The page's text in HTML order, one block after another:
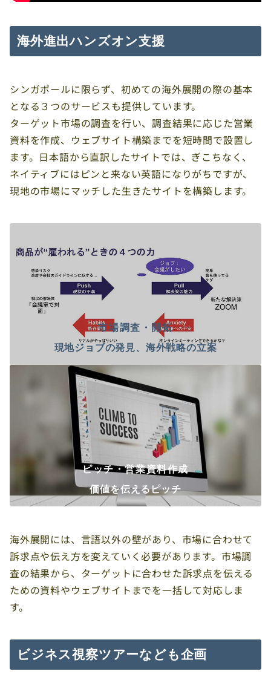
海外進出ハンズオン支援
シンガポールに限らず、初めての海外展開の際の基本
となる３つのサービスも提供しています。
ターゲット市場の調査を行い、調査結果に応じた営業
資料を作成、ウェブサイト構築までを短時間で設置し
ます。日本語から直訳したサイトでは、ぎこちなく、
ネイティブにはピンと来ない英語になりがちですが、
現地の市場にマッチした生きたサイトを構築します。
市場調査・開拓
現地ジョブの発見、海外戦略の立案
ピッチ・営業資料作成
価値を伝えるピッチ
海外展開には、言語以外の壁があり、市場に合わせて
訴求点や伝え方を変えていく必要があります。市場調
査の結果から、ターゲットに合わせた訴求点を伝える
ための資料やウェブサイトまでを一括して対応しま
す。
ビジネス視察ツアーなども企画